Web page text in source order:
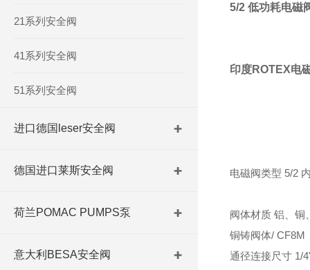
21系列安全阀
41系列安全阀
51系列安全阀
进口德国leser安全阀
德国进口莱斯安全阀
荷兰POMAC PUMPS泵
意大利BESA安全阀
5/2 低功耗电磁
印度ROTEX电
电磁阀类型 5/2
阀体材质 铝、铜
铜铸阀体/ CF8M
通径连接尺寸 1/